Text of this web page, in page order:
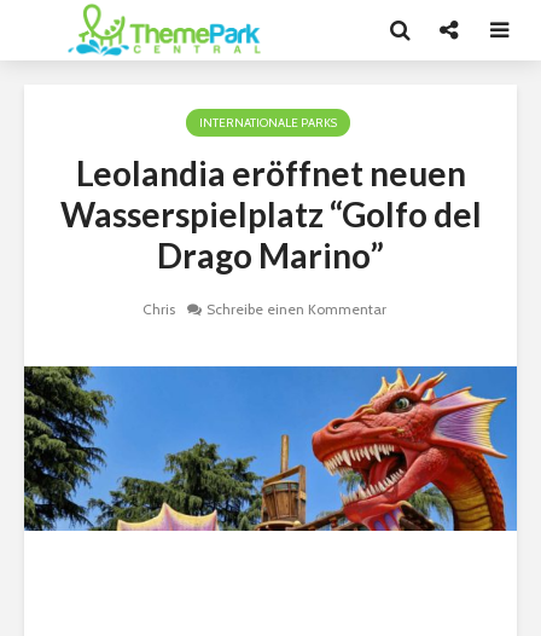
INTERNATIONALE PARKS
Leolandia eröffnet neuen
Wasserspielplatz “Golfo del
Drago Marino”
Chris Schreibe einen Kommentar